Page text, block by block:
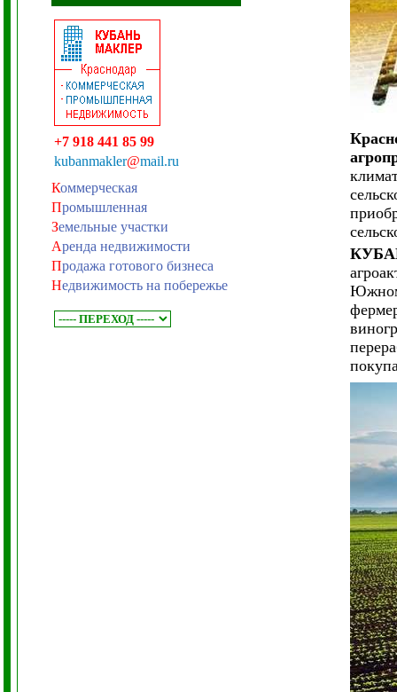
+7 918 441 85 99
kubanmakler@mail.ru
Коммерческая
Промышленная
Земельные участки
Аренда недвижимости
Продажа готового бизнеса
Недвижимость на побережье
Южном